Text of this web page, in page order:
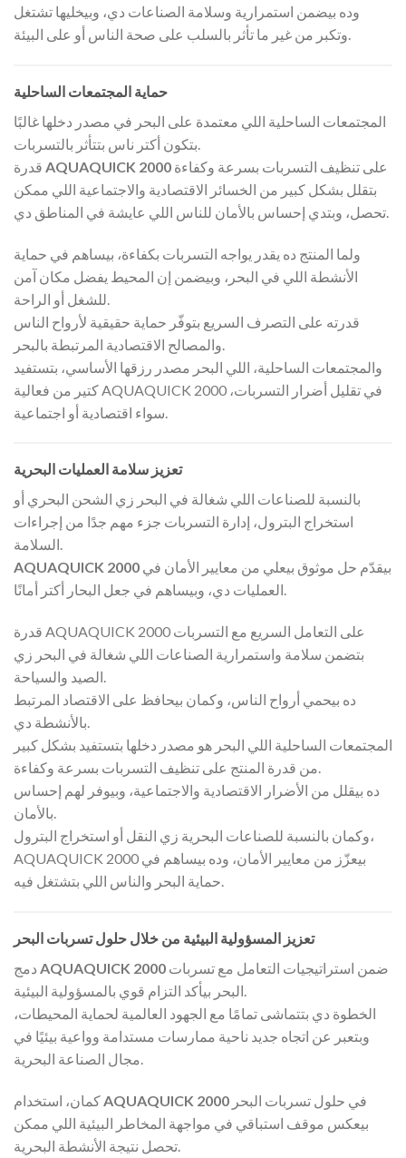
وده بيضمن استمرارية وسلامة الصناعات دي، وبيخليها تشتغل
وتكبر من غير ما تأثر بالسلب على صحة الناس أو على البيئة.
حماية المجتمعات الساحلية
المجتمعات الساحلية اللي معتمدة على البحر في مصدر دخلها غالبًا
بتكون أكتر ناس بتتأثر بالتسربات.
AQUAQUICK 2000
بتقلل بشكل كبير من الخسائر الاقتصادية والاجتماعية اللي ممكن
تحصل، وبتدي إحساس بالأمان للناس اللي عايشة في المناطق دي.
ولما المنتج ده يقدر يواجه التسربات بكفاءة، بيساهم في حماية
الأنشطة اللي في البحر، وبيضمن إن المحيط يفضل مكان آمن
قدرته على التصرف السريع بتوفّر حماية حقيقية لأرواح الناس
والمجتمعات الساحلية، اللي البحر مصدر رزقها الأساسي، بتستفيد
كتير من فعالية AQUAQUICK 2000 في تقليل أضرار التسربات،
تعزيز سلامة العمليات البحرية
بالنسبة للصناعات اللي شغالة في البحر زي الشحن البحري أو
استخراج البترول، إدارة التسربات جزء مهم جدًا من إجراءات
السلامة.
AQUAQUICK 2000
العمليات دي، وبيساهم في جعل البحار أكتر أمانًا.
قدرة AQUAQUICK 2000 على التعامل السريع مع التسربات
بتضمن سلامة واستمرارية الصناعات اللي شغالة في البحر زي
الصيد والسياحة.
ده بيحمي أرواح الناس، وكمان بيحافظ على الاقتصاد المرتبط
بالأنشطة دي.
المجتمعات الساحلية اللي البحر هو مصدر دخلها بتستفيد بشكل كبير
من قدرة المنتج على تنظيف التسربات بسرعة وكفاءة.
ده بيقلل من الأضرار الاقتصادية والاجتماعية، وبيوفر لهم إحساس
بالأمان.
وكمان بالنسبة للصناعات البحرية زي النقل أو استخراج البترول،
AQUAQUICK 2000 بيعزّز من معايير الأمان، وده بيساهم في
حماية البحر والناس اللي بتشتغل فيه.
تعزيز المسؤولية البيئية من خلال حلول تسربات البحر
AQUAQUICK 2000
البحر بيأكد التزام قوي بالمسؤولية البيئية.
الخطوة دي بتتماشى تمامًا مع الجهود العالمية لحماية المحيطات،
وبتعبر عن اتجاه جديد ناحية ممارسات مستدامة وواعية بيئيًا في
مجال الصناعة البحرية.
AQUAQUICK 2000
بيعكس موقف استباقي في مواجهة المخاطر البيئية اللي ممكن